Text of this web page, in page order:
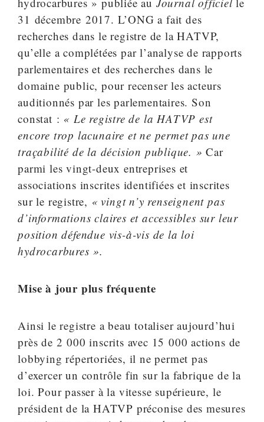
31 décembre 2017. L’ONG a fait des
recherches dans le registre de la HATVP,
qu’elle a complétées par l’analyse de rapports
parlementaires et des recherches dans le
domaine public, pour recenser les acteurs
auditionnés par les parlementaires. Son
constat : « Le registre de la HATVP est
encore trop lacunaire et ne permet pas une
traçabilité de la décision publique. » Car
parmi les vingt-deux entreprises et
associations inscrites identifiées et inscrites
sur le registre, « vingt n’y renseignent pas
d’informations claires et accessibles sur leur
position défendue vis-à-vis de la loi
hydrocarbures ».
Mise à jour plus fréquente
Ainsi le registre a beau totaliser aujourd’hui
près de 2 000 inscrits avec 15 000 actions de
lobbying répertoriées, il ne permet pas
d’exercer un contrôle fin sur la fabrique de la
loi. Pour passer à la vitesse supérieure, le
président de la HATVP préconise des mesures